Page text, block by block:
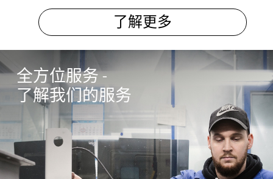
了解更多
全方位服务 -
了解我们的服务